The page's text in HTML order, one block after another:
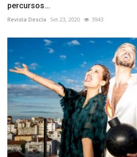
percursos...
Revista Descla Set 23, 2020 3943